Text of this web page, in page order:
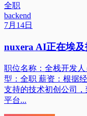
全职
backend
7月14日
nuxera AI正在埃
职位名称：全栈开发
型：全职 薪资：根据
支持的技术初创公司
平台...